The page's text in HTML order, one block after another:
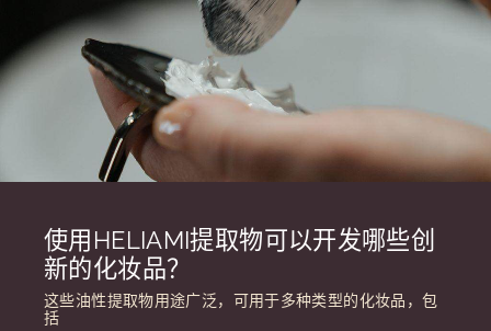
使用HELIAMI提取物可以开发哪些创
新的化妆品？
这些油性提取物用途广泛，可用于多种类型的化妆品，包
括